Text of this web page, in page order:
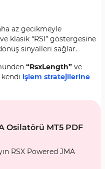
az gecikmeyle
klasik “RSI” göstergesine
sinyalleri sağlar.
“RsxLength” ve
işlem stratejilerine
Osilatörü MT5 PDF
RSX Powered JMA